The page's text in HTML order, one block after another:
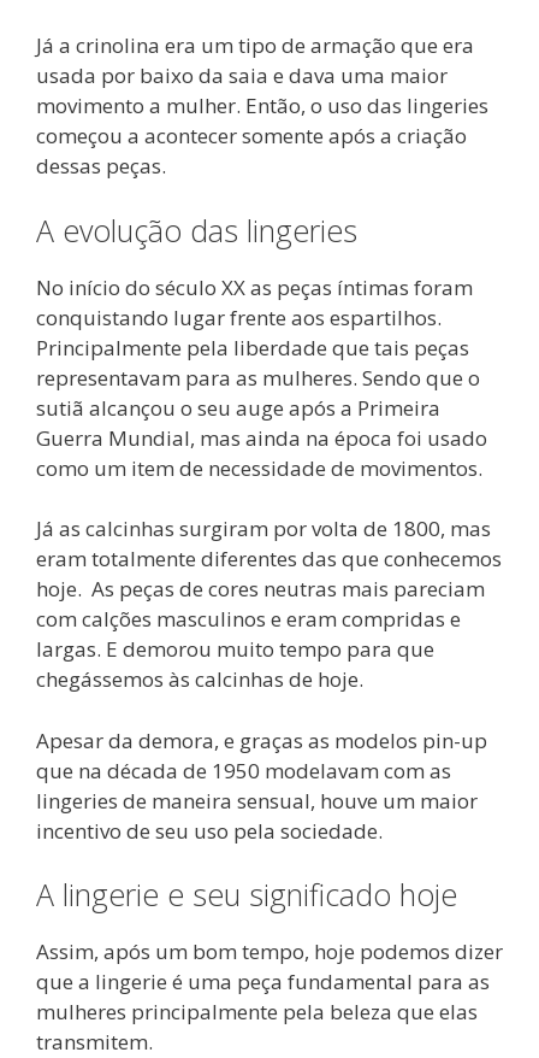
Já a crinolina era um tipo de armação que era
usada por baixo da saia e dava uma maior
movimento a mulher. Então, o uso das lingeries
começou a acontecer somente após a criação
dessas peças.
A evolução das lingeries
No início do século XX as peças íntimas foram
conquistando lugar frente aos espartilhos.
Principalmente pela liberdade que tais peças
representavam para as mulheres. Sendo que o
sutiã alcançou o seu auge após a Primeira
Guerra Mundial, mas ainda na época foi usado
como um item de necessidade de movimentos.
Já as calcinhas surgiram por volta de 1800, mas
eram totalmente diferentes das que conhecemos
hoje. As peças de cores neutras mais pareciam
com calções masculinos e eram compridas e
largas. E demorou muito tempo para que
chegássemos às calcinhas de hoje.
Apesar da demora, e graças as modelos pin-up
que na década de 1950 modelavam com as
lingeries de maneira sensual, houve um maior
incentivo de seu uso pela sociedade.
A lingerie e seu significado hoje
Assim, após um bom tempo, hoje podemos dizer
que a lingerie é uma peça fundamental para as
mulheres principalmente pela beleza que elas
transmitem.